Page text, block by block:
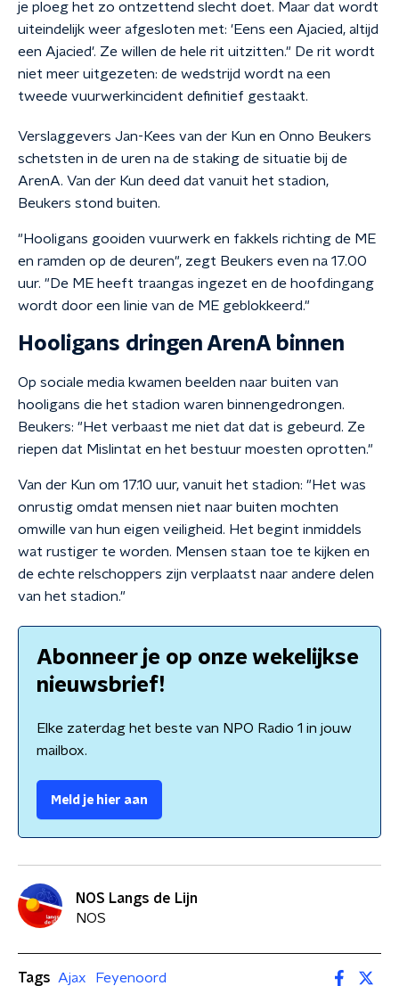
je ploeg het zo ontzettend slecht doet. Maar dat wordt
uiteindelijk weer afgesloten met: 'Eens een Ajacied, altijd
een Ajacied'. Ze willen de hele rit uitzitten." De rit wordt
niet meer uitgezeten: de wedstrijd wordt na een
tweede vuurwerkincident definitief gestaakt.
Verslaggevers Jan-Kees van der Kun en Onno Beukers
schetsten in de uren na de staking de situatie bij de
ArenA. Van der Kun deed dat vanuit het stadion,
Beukers stond buiten.
"Hooligans gooiden vuurwerk en fakkels richting de ME
en ramden op de deuren", zegt Beukers even na 17.00
uur. "De ME heeft traangas ingezet en de hoofdingang
wordt door een linie van de ME geblokkeerd."
Hooligans dringen ArenA binnen
Op sociale media kwamen beelden naar buiten van
hooligans die het stadion waren binnengedrongen.
Beukers: "Het verbaast me niet dat dat is gebeurd. Ze
riepen dat Mislintat en het bestuur moesten oprotten."
Van der Kun om 17.10 uur, vanuit het stadion: "Het was
onrustig omdat mensen niet naar buiten mochten
omwille van hun eigen veiligheid. Het begint inmiddels
wat rustiger te worden. Mensen staan toe te kijken en
de echte relschoppers zijn verplaatst naar andere delen
van het stadion."
Abonneer je op onze wekelijkse
nieuwsbrief!
Elke zaterdag het beste van NPO Radio 1 in jouw
mailbox.
Meld je hier aan
NOS Langs de Lijn
NOS
Tags Ajax
Feyenoord